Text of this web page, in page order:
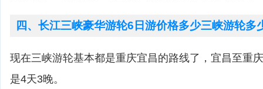
四、长江三峡豪华游轮6日游价格多少三峡游轮多
现在三峡游轮基本都是重庆宜昌的路线了，宜昌至重
是4天3晚。